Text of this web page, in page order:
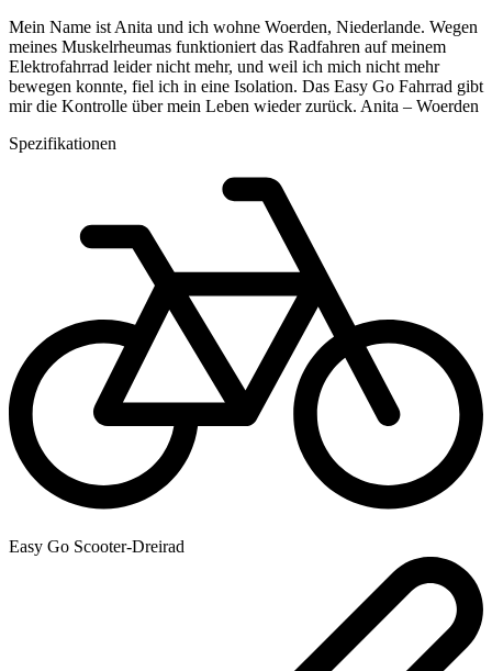
Mein Name ist Anita und ich wohne Woerden, Niederlande. Wegen
meines Muskelrheumas funktioniert das Radfahren auf meinem
Elektrofahrrad leider nicht mehr, und weil ich mich nicht mehr
bewegen konnte, fiel ich in eine Isolation. Das Easy Go Fahrrad gibt
mir die Kontrolle über mein Leben wieder zurück. Anita – Woerden
Spezifikationen
Easy Go Scooter-Dreirad